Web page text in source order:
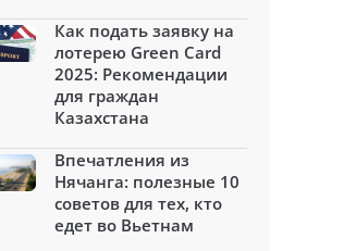
Как подать заявку на
лотерею Green Card
2025: Рекомендации
для граждан
Казахстана
Впечатления из
Нячанга: полезные 10
советов для тех, кто
едет во Вьетнам